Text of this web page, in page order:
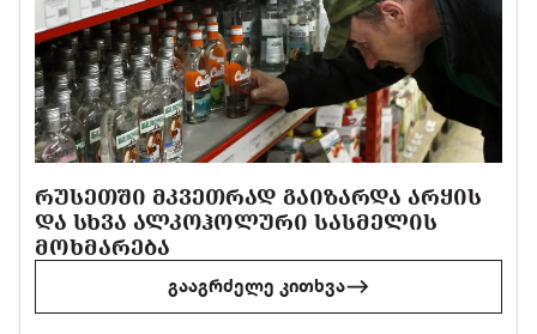
ᲠᲣᲡᲔᲗᲨᲘ ᲛᲙᲕᲔᲗᲠᲐᲓ ᲒᲐᲘᲖᲐᲠᲓᲐ ᲐᲠᲧᲘᲡ
ᲓᲐ ᲡᲮᲕᲐ ᲐᲚᲙᲝᲰᲝᲚᲣᲠᲘ ᲡᲐᲡᲛᲔᲚᲘᲡ
ᲛᲝᲮᲛᲐᲠᲔᲑᲐ
გააგრძელე კითხვა